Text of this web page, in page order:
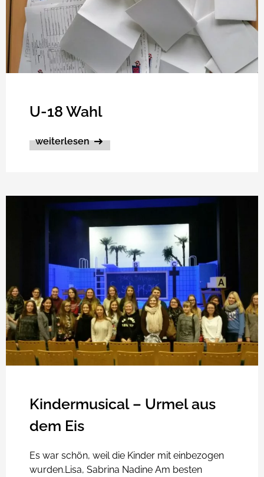
U-18 Wahl
weiterlesen
Kindermusical – Urmel aus
dem Eis
Es war schön, weil die Kinder mit einbezogen
wurden.Lisa, Sabrina Nadine Am besten